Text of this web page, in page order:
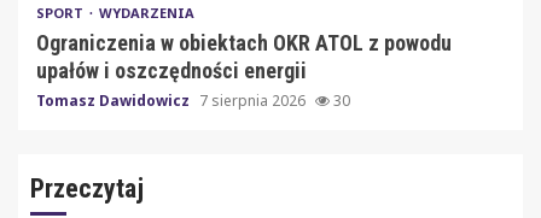
SPORT WYDARZENIA
Ograniczenia w obiektach OKR ATOL z powodu
upałów i oszczędności energii
Tomasz Dawidowicz 7 sierpnia 2026 30
Przeczytaj